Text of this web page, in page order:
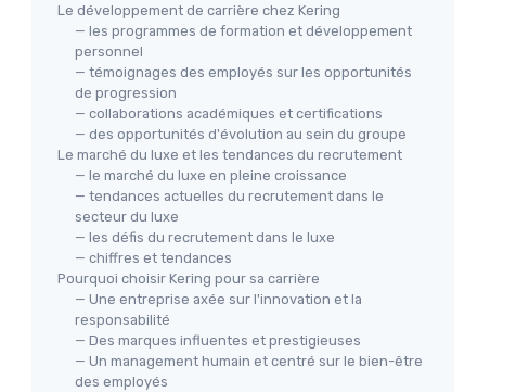
Le développement de carrière chez Kering
— les programmes de formation et développement
personnel
— témoignages des employés sur les opportunités
de progression
— collaborations académiques et certifications
— des opportunités d'évolution au sein du groupe
Le marché du luxe et les tendances du recrutement
— le marché du luxe en pleine croissance
— tendances actuelles du recrutement dans le
secteur du luxe
— les défis du recrutement dans le luxe
— chiffres et tendances
Pourquoi choisir Kering pour sa carrière
— Une entreprise axée sur l'innovation et la
responsabilité
— Des marques influentes et prestigieuses
— Un management humain et centré sur le bien-être
des employés